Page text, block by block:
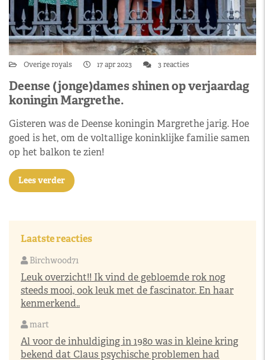
Overige royals 17 apr 2023 3 reacties
Deense (jonge)dames shinen op verjaardag
koningin Margrethe.
Gisteren was de Deense koningin Margrethe jarig. Hoe
goed is het, om de voltallige koninklijke familie samen
op het balkon te zien!
Lees verder
Laatste reacties
Birchwood71
Leuk overzicht!! Ik vind de gebloemde rok nog
steeds mooi, ook leuk met de fascinator. En haar
kenmerkend..
mart
Al voor de inhuldiging in 1980 was in kleine kring
bekend dat Claus psychische problemen had